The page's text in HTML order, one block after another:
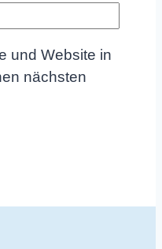
und Website in
nächsten